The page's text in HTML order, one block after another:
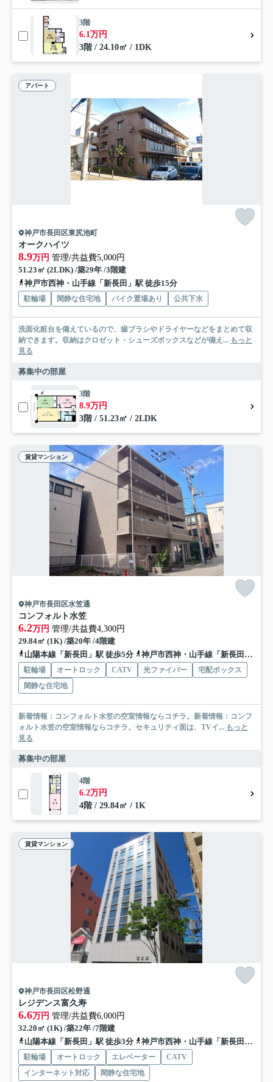
3階
6.1万円
3階 / 24.10㎡ / 1DK
アパート
神戸市長田区東尻池町
オークハイツ
8.9万円 管理/共益費5,000円
51.23㎡ (2LDK) /築29年 /3階建
神戸市西神・山手線「新長田」駅 徒歩15分
駐輪場 閑静な住宅地 バイク置場あり 公共下水
洗面化粧台を備えているので、歯ブラシやドライヤーなどをまとめて収
納できます。収納はクロゼット・シューズボックスなどが備え... もっと
見る
募集中の部屋
3階
8.9万円
3階 / 51.23㎡ / 2LDK
賃貸マンション
神戸市長田区水笠通
コンフォルト水笠
6.2万円 管理/共益費4,300円
29.84㎡ (1K) /築20年 /4階建
山陽本線「新長田」駅 徒歩5分
神戸市西神・山手線「新長田」駅 徒歩5分
駐輪場 オートロック CATV 光ファイバー
宅配ボックス
閑静な住宅地
新着情報：コンフォルト水笠の空室情報ならコチラ。新着情報：コンフ
ォルト水笠の空室情報ならコチラ。セキュリティ面は、TVイ... もっと
見る
募集中の部屋
4階
6.2万円
4階 / 29.84㎡ / 1K
賃貸マンション
神戸市長田区松野通
レジデンス富久寿
6.6万円 管理/共益費6,000円
32.20㎡ (1K) /築22年 /7階建
山陽本線「新長田」駅 徒歩3分
神戸市西神・山手線「新長田」駅 徒歩3分
駐輪場 オートロック エレベーター
CATV
インターネット対応
閑静な住宅地